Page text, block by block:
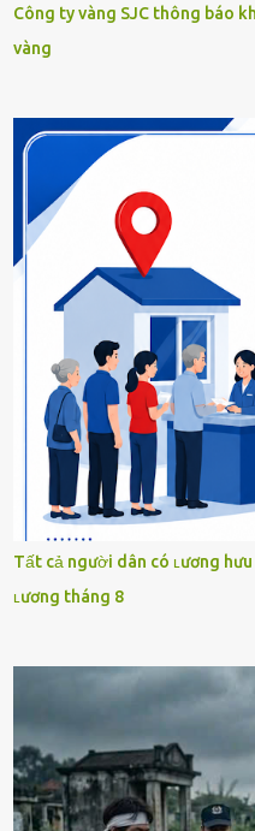
Công ty vàng SJC thông báo
vàng
Tất cả người dân có ʟương
ʟương tháng 8